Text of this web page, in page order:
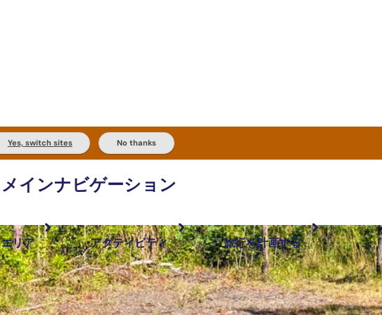
Yes, switch sites No thanks
メインナビゲーション
エリア
最も人気が高い場所 アウトバックとアウトドア 地域ごとに散
アクティビティ
体験 旅行タイプ 現地でしたいこと
旅行を計画する
計画と予約 実用的な情報 計画ツール
検索: